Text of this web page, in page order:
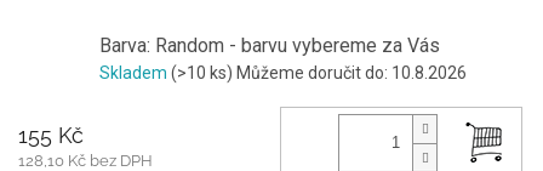
Barva: Random - barvu vybereme za Vás
Skladem (>10 ks) Můžeme doručit do: 10.8.2026
155 Kč
128,10 Kč bez DPH